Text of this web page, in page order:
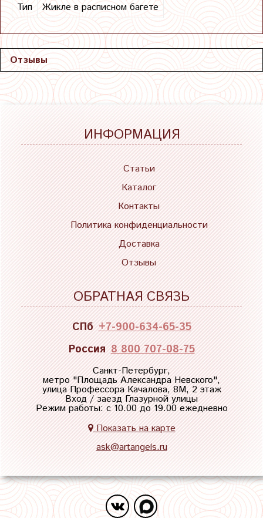
Тип Жикле в расписном багете
Отзывы
ИНФОРМАЦИЯ
Статьи
Каталог
Контакты
Политика конфиденциальности
Доставка
Отзывы
ОБРАТНАЯ СВЯЗЬ
СПб +7-900-634-65-35
Россия 8 800 707-08-75
Санкт-Петербург,
метро "Площадь Александра Невского",
улица Профессора Качалова, 8М, 2 этаж
Вход / заезд Глазурной улицы
Режим работы: с 10.00 до 19.00 ежедневно
Показать на карте
ask@artangels.ru